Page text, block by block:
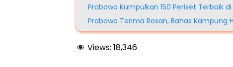
Prabowo Kumpulkan 150 Periset Terbaik
Prabowo Terima Rosan, Bahas Kampung
Views: 18,346